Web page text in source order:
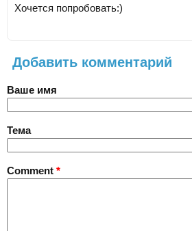
Хочется попробовать:)
Добавить комментарий
Ваше имя
Тема
Comment *